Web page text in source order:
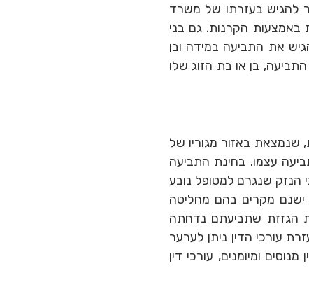
להגיש בעזרתו של משרד
באמצעות הקרנות. גם בני
את התביעה במידה ובן
בן או בת הזוג שלו
שנמצאת באזור מגוריו של
עצמו. בחינת התביעה
הנזק שנגרם למטופל נובע
ישנם מקרים בהם מחליטה
הגזזת שתביעתם נדחתה
עורכי הדין ניתן לערער
ומיומנים, עורכי דין